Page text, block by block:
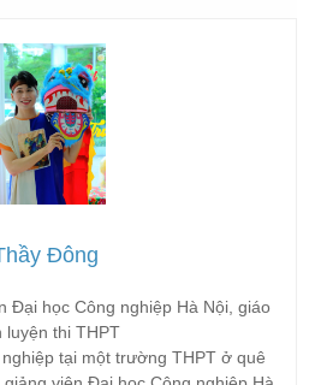
Đông
Đại học Công nghiệp Hà Nội, giáo
luyện thi THPT
tại một trường THPT ở quê